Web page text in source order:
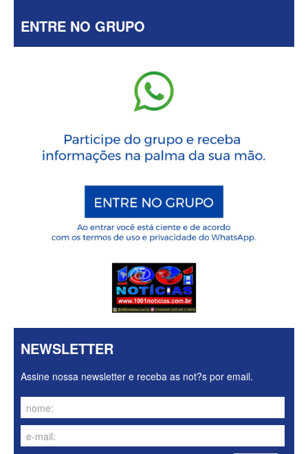
ENTRE NO GRUPO
NEWSLETTER
Assine nossa newsletter e receba as not?s por email.